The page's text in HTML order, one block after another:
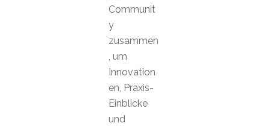
Communit
y
zusammen
, um
Innovation
en, Praxis-
Einblicke
und